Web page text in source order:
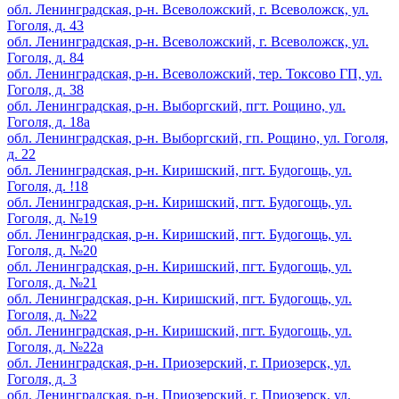
обл. Ленинградская, р-н. Всеволожский, г. Всеволожск, ул.
Гоголя, д. 43
обл. Ленинградская, р-н. Всеволожский, г. Всеволожск, ул.
Гоголя, д. 84
обл. Ленинградская, р-н. Всеволожский, тер. Токсово ГП, ул.
Гоголя, д. 38
обл. Ленинградская, р-н. Выборгский, пгт. Рощино, ул.
Гоголя, д. 18а
обл. Ленинградская, р-н. Выборгский, гп. Рощино, ул. Гоголя,
д. 22
обл. Ленинградская, р-н. Киришский, пгт. Будогощь, ул.
Гоголя, д. !18
обл. Ленинградская, р-н. Киришский, пгт. Будогощь, ул.
Гоголя, д. №19
обл. Ленинградская, р-н. Киришский, пгт. Будогощь, ул.
Гоголя, д. №20
обл. Ленинградская, р-н. Киришский, пгт. Будогощь, ул.
Гоголя, д. №21
обл. Ленинградская, р-н. Киришский, пгт. Будогощь, ул.
Гоголя, д. №22
обл. Ленинградская, р-н. Киришский, пгт. Будогощь, ул.
Гоголя, д. №22а
обл. Ленинградская, р-н. Приозерский, г. Приозерск, ул.
Гоголя, д. 3
обл. Ленинградская, р-н. Приозерский, г. Приозерск, ул.